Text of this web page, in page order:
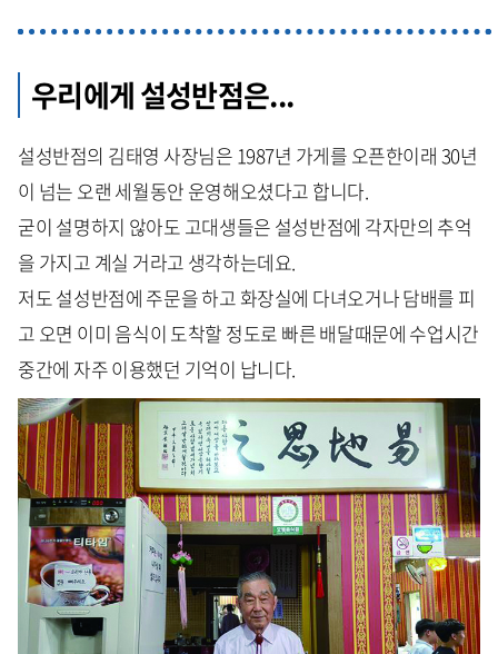
우리에게 설성반점은...
설성반점의 김태영 사장님은 1987년 가게를 오픈한이래 30년
이 넘는 오랜 세월동안 운영해오셨다고 합니다.
굳이 설명하지 않아도 고대생들은 설성반점에 각자만의 추억
을 가지고 계실 거라고 생각하는데요.
저도 설성반점에 주문을 하고 화장실에 다녀오거나 담배를 피
고 오면 이미 음식이 도착할 정도로 빠른 배달때문에 수업시간
중간에 자주 이용했던 기억이 납니다.